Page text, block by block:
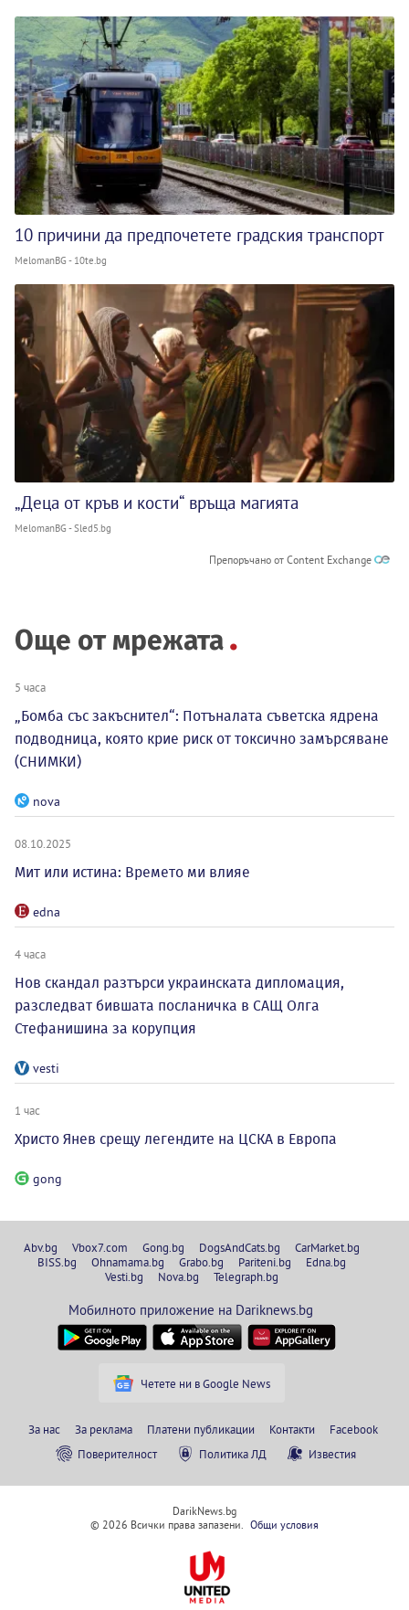
10 причини да предпочетете градския транспорт
MelomanBG - 10te.bg
„Деца от кръв и кости“ връща магията
MelomanBG - Sled5.bg
Препоръчано от Content Exchange
Още от мрежата
5 часа
„Бомба със закъснител“: Потъналата съветска ядрена
подводница, която крие риск от токсично замърсяване
(СНИМКИ)
nova
08.10.2025
Мит или истина: Времето ми влияе
edna
4 часа
Нов скандал разтърси украинската дипломация,
разследват бившата посланичка в САЩ Олга
Стефанишина за корупция
vesti
1 час
Христо Янев срещу легендите на ЦСКА в Европа
gong
Abv.bg Vbox7.com Gong.bg DogsAndCats.bg
CarMarket.bg
BISS.bg
Ohnamama.bg Grabo.bg Pariteni.bg
Edna.bg
Vesti.bg
Nova.bg Telegraph.bg
Мобилното приложение на Dariknews.bg
Четете ни в Google News
За нас За реклама Платени публикации Контакти
Facebook
Поверителност
Политика ЛД Известия
DarikNews.bg
© 2026 Всички права запазени. Общи условия